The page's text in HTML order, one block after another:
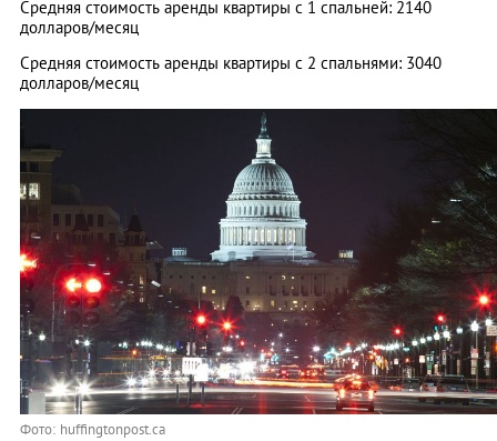
Средняя стоимость аренды квартиры с 1 спальней: 2140
долларов/месяц
Средняя стоимость аренды квартиры с 2 спальнями: 3040
долларов/месяц
Фото: huffingtonpost.ca